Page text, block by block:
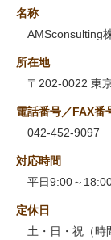
名称
AMSconsulting
所在地
〒202-0022 東
電話番号／FAX番
042-452-9097
対応時間
平日9:00～
定休日
土・日・祝（時